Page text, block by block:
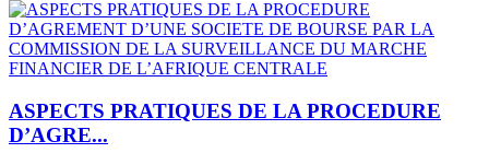
ASPECTS PRATIQUES DE LA PROCEDURE
D’AGRE...